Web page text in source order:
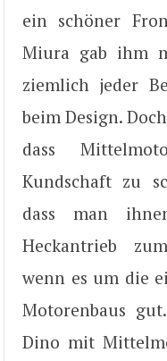
ein schöner
Miura gab ihm
ziemlich jeder
beim Design.
dass
Kundschaft zu
dass man
Heckantrieb
wenn es um die
Motorenbaus
Dino mit